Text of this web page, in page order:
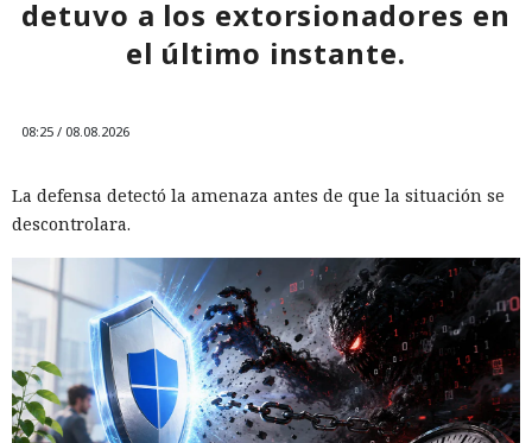
detuvo a los extorsionadores en
el último instante.
08:25 / 08.08.2026
La defensa detectó la amenaza antes de que la situación se
descontrolara.